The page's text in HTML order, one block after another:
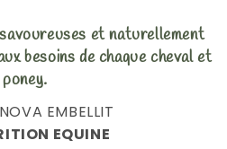
etnaturellement
besoins de chaque cheval et
poney.
EMBELLIT
EQUINE